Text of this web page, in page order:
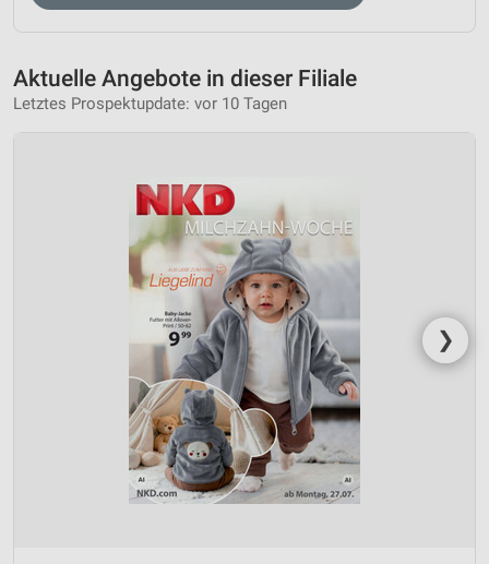
Aktuelle Angebote in dieser Filiale
Letztes Prospektupdate: vor 10 Tagen
❯